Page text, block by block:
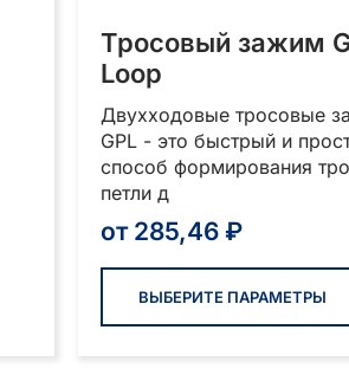
Тросовый зажим
Loop
Двухходовые тросовые
GPL - это быстрый и
способ формирования
петли д
от 285,46 ₽
ВЫБЕРИТЕ ПАРАМЕТРЫ